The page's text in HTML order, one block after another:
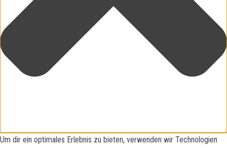
Um dir ein optimales Erlebnis zu bieten, verwenden wir Technologien